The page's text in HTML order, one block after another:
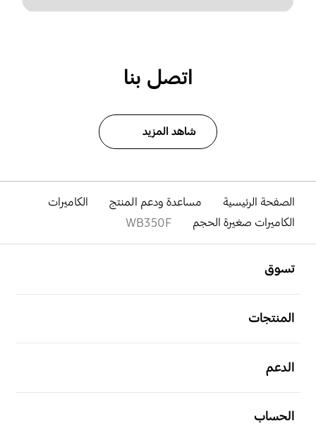
اتصل بنا
شاهد المزيد
الصفحة الرئيسية مساعدة ودعم المنتج
الكاميرات
الكاميرات صغيرة الحجم
WB350F
تسوق
المنتجات
الدعم
الحساب